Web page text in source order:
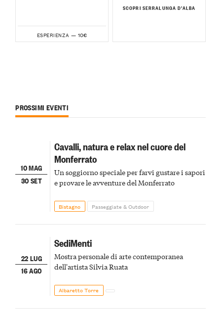
ESPERIENZA — 10€
SCOPRI SERRALUNGA D’ALBA
PROSSIMI EVENTI
10 MAG
30 SET
Cavalli, natura e relax nel cuore del
Monferrato
Un soggiorno speciale per farvi gustare i sapori
e provare le avventure del Monferrato
Bistagno Passeggiate & Outdoor
22 LUG
16 AGO
SediMenti
Mostra personale di arte contemporanea
dell'artista Silvia Ruata
Albaretto Torre